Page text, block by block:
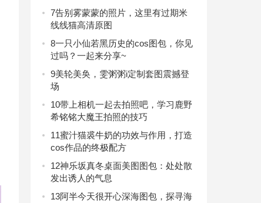
7告别雾蒙蒙的照片，这里有过期米
线线猫高清原图
8一只小仙若黑历史的cos图包，你见
过吗？一起来分享~
9美轮美奂，雯粥粥i定制套图震撼登
场
10带上相机一起去拍照吧，学习鹿野
希铭铭大魔王拍照的技巧
11蜜汁猫裘牛奶的功效与作用，打造
cos作品的终极配方
12神乐坂真冬桌面美图图包：处处散
发出诱人的气息
13阿半今天很开心深海图包，探寻海